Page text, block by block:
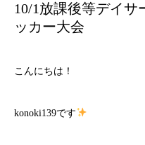
10/1放課後等デイサ
ッカー大会
こんにちは！
konoki139です